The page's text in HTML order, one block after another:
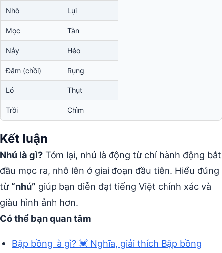
Nhô Lụi
Mọc Tàn
Nảy Héo
Đâm (chồi) Rụng
Ló Thụt
Trồi Chìm
Kết luận
Nhú là gì? Tóm lại, nhú là động từ chỉ hành động bắt
đầu mọc ra, nhô lên ở giai đoạn đầu tiên. Hiểu đúng
từ “nhú” giúp bạn diễn đạt tiếng Việt chính xác và
giàu hình ảnh hơn.
Có thể bạn quan tâm
Bập bồng là gì? 💓 Nghĩa, giải thích Bập bồng